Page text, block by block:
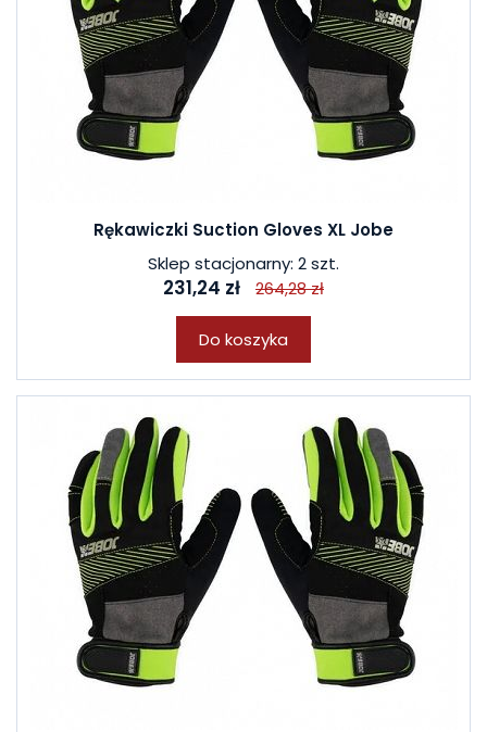
Rękawiczki Suction Gloves XL Jobe
Sklep stacjonarny: 2 szt.
231,24 zł 264,28 zł
Do koszyka